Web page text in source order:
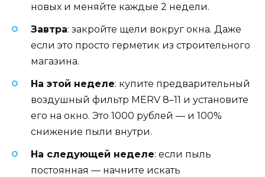
новых и меняйте каждые 2 недели.
Завтра: закройте щели вокруг окна. Даже
если это просто герметик из строительного
магазина.
На этой неделе: купите предварительный
воздушный фильтр MERV 8–11 и установите
его на окно. Это 1000 рублей — и 100%
снижение пыли внутри.
На следующей неделе: если пыль
постоянная — начните искать